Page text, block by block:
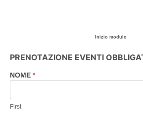
Inizio modulo
PRENOTAZIONE EVENTI
Prenotazione
consigliata
NOME *
First